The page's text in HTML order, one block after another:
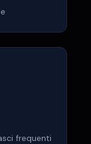
frequenti